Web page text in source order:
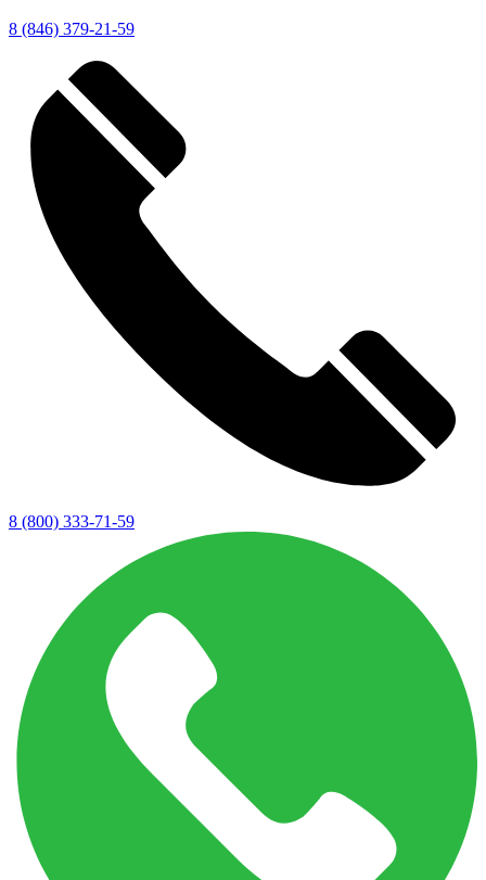
8 (846) 379-21-59
8 (800) 333-71-59